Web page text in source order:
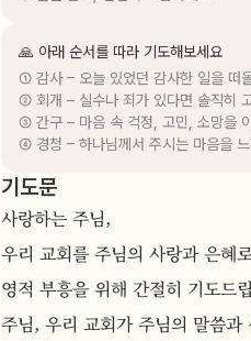
🙏 아래 순서를 따라 기도해보세요
① 감사 – 오늘 있었던 감사한 일을 떠
② 회개 – 실수나 죄가 있다면 솔직히
③ 간구 – 마음 속 걱정, 고민, 소망을
④ 경청 – 하나님께서 주시는 마음을
기도문
사랑하는 주님,
우리 교회를 주님의 사랑과 은혜
영적 부흥을 위해 간절히 기도드
주님, 우리 교회가 주님의 말씀